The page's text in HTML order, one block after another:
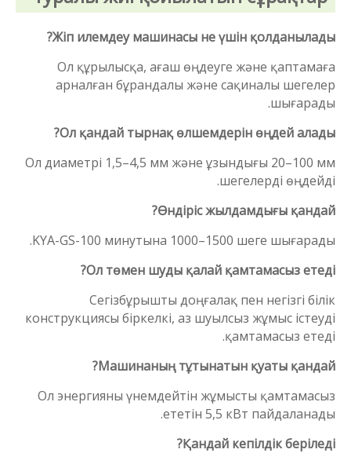
Жіп илемдеу машинасы не үшін қолданылады?
Ол құрылысқа, ағаш өңдеуге және қаптамаға
арналған бұрандалы және сақиналы шегелер
шығарады.
Ол қандай тырнақ өлшемдерін өңдей алады?
Ол диаметрі 1,5–4,5 мм және ұзындығы 20–100 мм
шегелерді өңдейді.
Өндіріс жылдамдығы қандай?
KYA-GS-100 минутына 1000–1500 шеге шығарады.
Ол төмен шуды қалай қамтамасыз етеді?
Сегізбұрышты доңғалақ пен негізгі білік
конструкциясы біркелкі, аз шуылсыз жұмыс істеуді
қамтамасыз етеді.
Машинаның тұтынатын қуаты қандай?
Ол энергияны үнемдейтін жұмысты қамтамасыз
ететін 5,5 кВт пайдаланады.
Қандай кепілдік беріледі?